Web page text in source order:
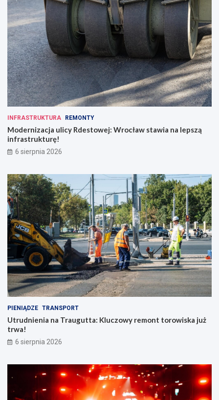
INFRASTRUKTURA REMONTY
Modernizacja ulicy Rdestowej: Wrocław stawia na lepszą
infrastrukturę!
6 sierpnia 2026
PIENIĄDZE TRANSPORT
Utrudnienia na Traugutta: Kluczowy remont torowiska już
trwa!
6 sierpnia 2026